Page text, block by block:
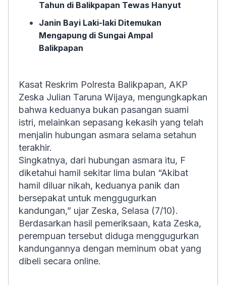
Tahun di Balikpapan Tewas Hanyut
Janin Bayi Laki-laki Ditemukan
Mengapung di Sungai Ampal
Balikpapan
Kasat Reskrim Polresta Balikpapan, AKP
Zeska Julian Taruna Wijaya, mengungkapkan
bahwa keduanya bukan pasangan suami
istri, melainkan sepasang kekasih yang telah
menjalin hubungan asmara selama setahun
terakhir.
Singkatnya, dari hubungan asmara itu, F
diketahui hamil sekitar lima bulan “Akibat
hamil diluar nikah, keduanya panik dan
bersepakat untuk menggugurkan
kandungan,” ujar Zeska, Selasa (7/10).
Berdasarkan hasil pemeriksaan, kata Zeska,
perempuan tersebut diduga menggugurkan
kandungannya dengan meminum obat yang
dibeli secara online.